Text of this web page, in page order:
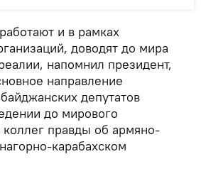
и в рамках
доводят до мира
напомнил президент,
направление
депутатов
до мирового
коллег правды об армяно-
карабахском